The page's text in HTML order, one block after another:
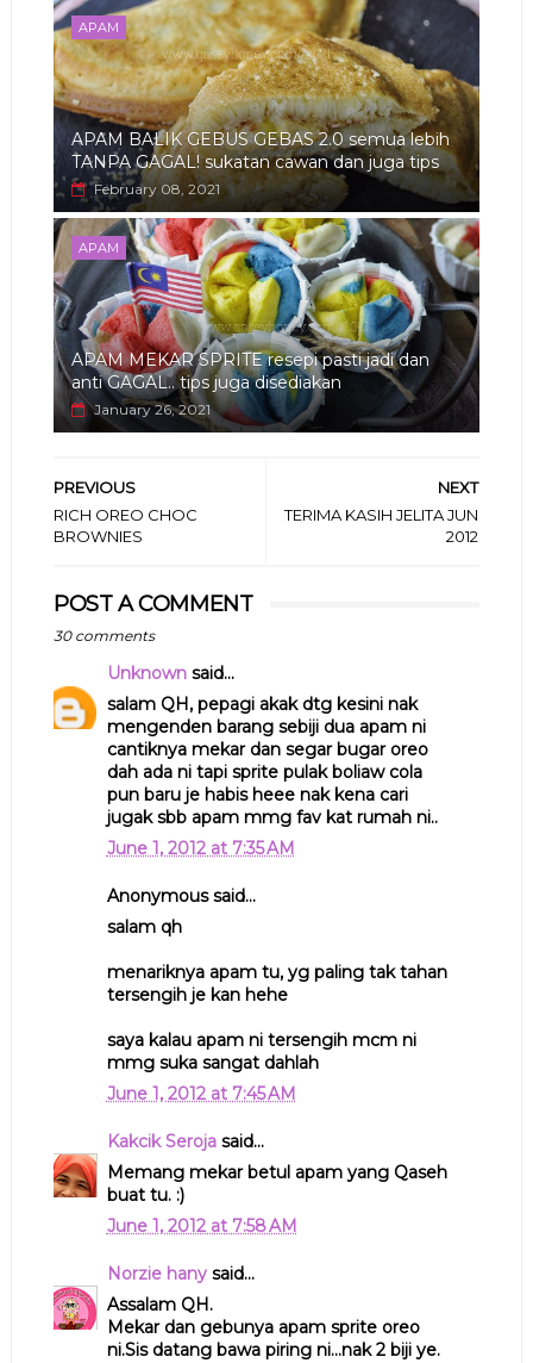
APAM
APAM BALIK GEBUS GEBAS 2.0 semua lebih
TANPA GAGAL! sukatan cawan dan juga tips
February 08, 2021
APAM
APAM MEKAR SPRITE resepi pasti jadi dan
anti GAGAL.. tips juga disediakan
January 26, 2021
NEXT
TERIMA KASIH JELITA JUN
2012
PREVIOUS
RICH OREO CHOC
BROWNIES
POST A COMMENT
30 comments
Unknownsaid...
salam QH, pepagi akak dtg kesini nak
mengenden barang sebiji dua apam ni
cantiknya mekar dan segar bugar oreo
dah ada ni tapi sprite pulak boliaw cola
pun baru je habis heee nak kena cari
jugak sbb apam mmg fav kat rumah ni..
June 1, 2012 at 7:35 AM
Anonymous said...
salam qh
menariknya apam tu, yg paling tak tahan
tersengih je kan hehe
saya kalau apam ni tersengih mcm ni
mmg suka sangat dahlah
June 1, 2012 at 7:45 AM
Kakcik Serojasaid...
Memang mekar betul apam yang Qaseh
buat tu. :)
June 1, 2012 at 7:58 AM
Norzie hanysaid...
Assalam QH.
Mekar dan gebunya apam sprite oreo
ni.Sis datang bawa piring ni...nak 2 biji ye.